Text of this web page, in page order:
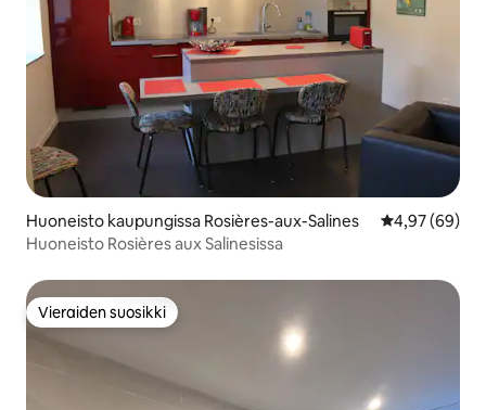
Huoneisto kaupungissa Rosières-aux-Salines
4,97 (69)
Huoneisto Rosières aux Salinesissa
Vieraiden suosikki
Vieraiden suosikki